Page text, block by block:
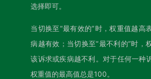
选择即可。
当切换至“最有效的”时，权重值越高
病越有效；当切换至“最不利的”时，
该诉求或疾病越不利。对于任何一种
权重值的最高值总是100。